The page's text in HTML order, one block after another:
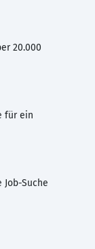
20.000
für ein
Suche